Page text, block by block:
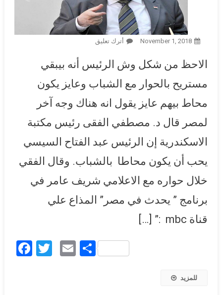
November 1, 2018 أترك تعليق
عنه الأجانب واحنا مش حاسين
2020
الاحظ من شكل وش الرئيس أنه بيبقي
مستريح بالحوار مع الشباب وعايز يكون
محاط بيهم عايز يقول انه هناك وجه آخر
لمصر قال د. مصطفي الفقى رئيس مكتبة
الاسكندرية إن الرئيس عبد الفتاح السيسي
يحب أن يكون محاطا بالشباب. وقال الفقي
خلال حواره مع الاعلامي شريف عامر في
برنامج ” يحدث في مصر” المذاع علي
قناة mbc :” […]
Facebook
Twitter
EmailShare
للمزيد